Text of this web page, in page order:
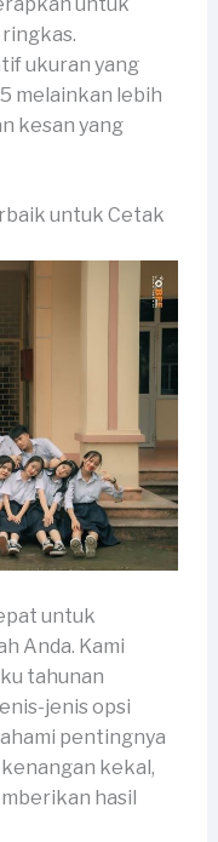
untuk
ukuran yang
melainkan lebih
kesan yang
untuk Cetak
untuk
Anda. Kami
tahunan
jenis opsi
pentingnya
kekal,
hasil